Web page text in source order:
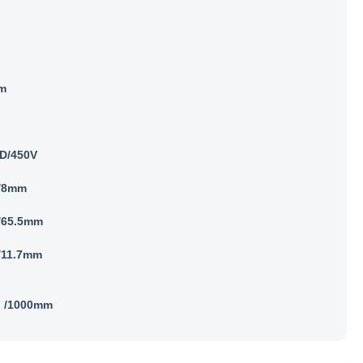
450V
/1000mm